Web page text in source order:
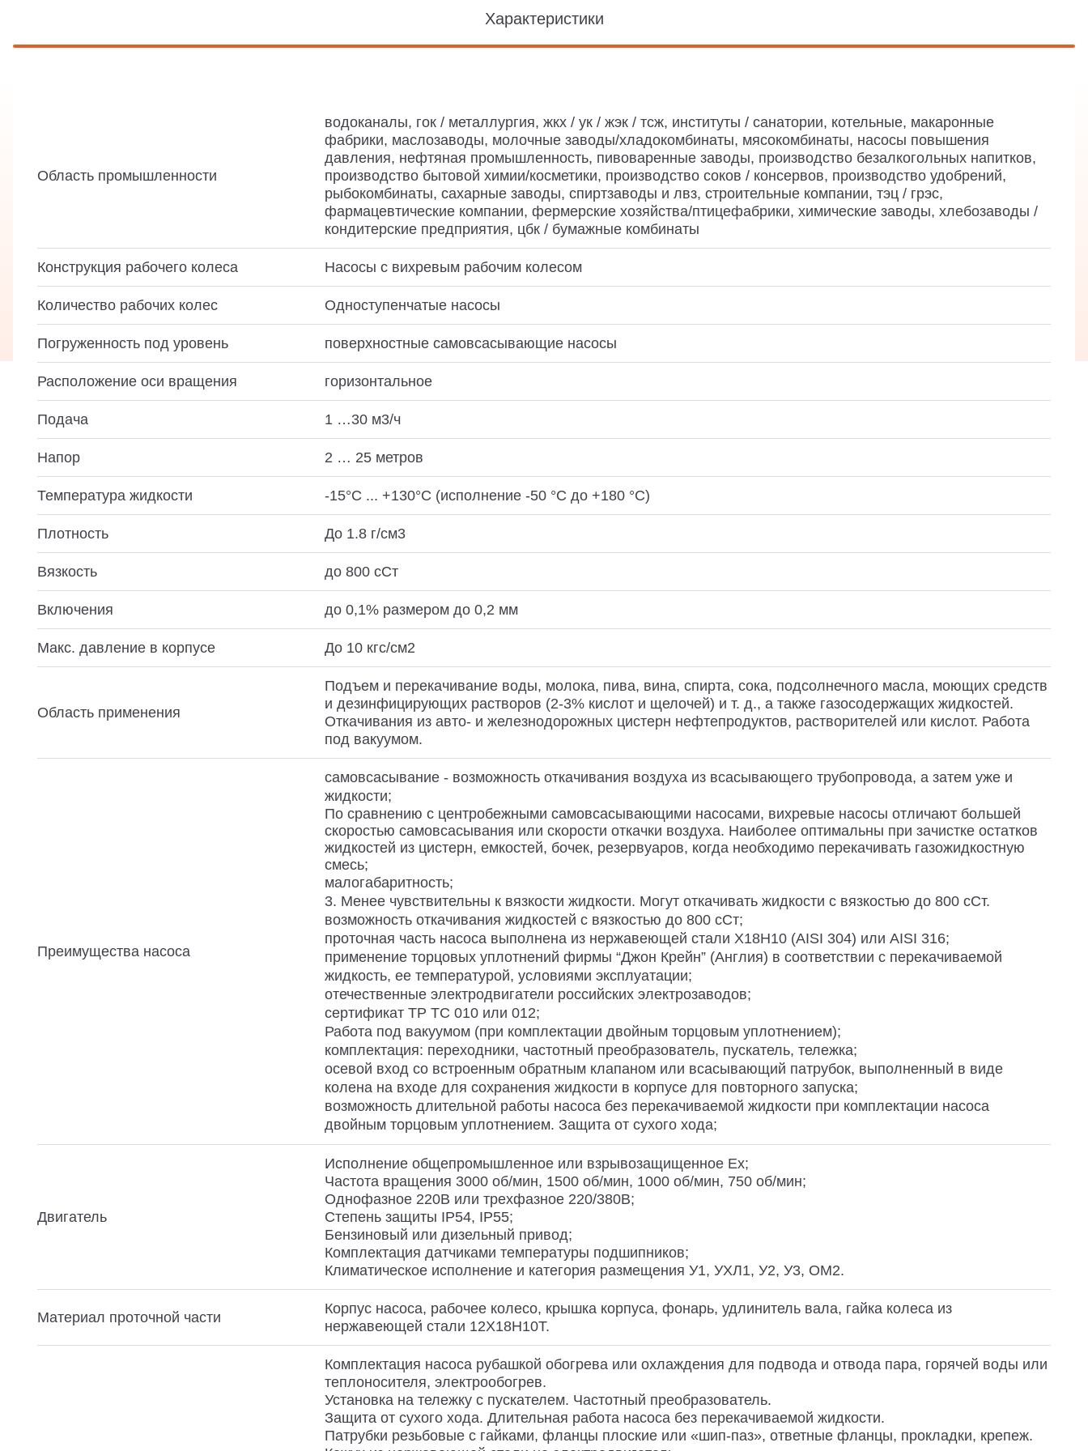
Характеристики
Область промышленности
водоканалы, гок / металлургия, жкх / ук / жэк / тсж, институты / санатории, котельные, макаронные
фабрики, маслозаводы, молочные заводы/хладокомбинаты, мясокомбинаты, насосы повышения
давления, нефтяная промышленность, пивоваренные заводы, производство безалкогольных напитков,
производство бытовой химии/косметики, производство соков / консервов, производство удобрений,
рыбокомбинаты, сахарные заводы, спиртзаводы и лвз, строительные компании, тэц / грэс,
фармацевтические компании, фермерские хозяйства/птицефабрики, химические заводы, хлебозаводы /
кондитерские предприятия, цбк / бумажные комбинаты
Конструкция рабочего колеса Насосы с вихревым рабочим колесом
Количество рабочих колес Одноступенчатые насосы
Погруженность под уровень поверхностные самовсасывающие насосы
Расположение оси вращения горизонтальное
Подача 1 …30 м3/ч
Напор 2 … 25 метров
Температура жидкости -15°С ... +130°С (исполнение -50 °С до +180 °С)
Плотность До 1.8 г/см3
Вязкость до 800 сСт
Включения до 0,1% размером до 0,2 мм
Макс. давление в корпусе До 10 кгс/см2
Область применения
Подъем и перекачивание воды, молока, пива, вина, спирта, сока, подсолнечного масла, моющих средств
и дезинфицирующих растворов (2-3% кислот и щелочей) и т. д., а также газосодержащих жидкостей.
Откачивания из авто- и железнодорожных цистерн нефтепродуктов, растворителей или кислот. Работа
под вакуумом.
Преимущества насоса
самовсасывание - возможность откачивания воздуха из всасывающего трубопровода, а затем уже и
жидкости;
По сравнению с центробежными самовсасывающими насосами, вихревые насосы отличают большей
скоростью самовсасывания или скорости откачки воздуха. Наиболее оптимальны при зачистке остатков
жидкостей из цистерн, емкостей, бочек, резервуаров, когда необходимо перекачивать газожидкостную
смесь;
малогабаритность;
3. Менее чувствительны к вязкости жидкости. Могут откачивать жидкости с вязкостью до 800 сСт.
возможность откачивания жидкостей с вязкостью до 800 сСт;
проточная часть насоса выполнена из нержавеющей стали Х18Н10 (AISI 304) или AISI 316;
применение торцовых уплотнений фирмы “Джон Крейн” (Англия) в соответствии с перекачиваемой
жидкость, ее температурой, условиями эксплуатации;
отечественные электродвигатели российских электрозаводов;
сертификат ТР ТС 010 или 012;
Работа под вакуумом (при комплектации двойным торцовым уплотнением);
комплектация: переходники, частотный преобразователь, пускатель, тележка;
осевой вход со встроенным обратным клапаном или всасывающий патрубок, выполненный в виде
колена на входе для сохранения жидкости в корпусе для повторного запуска;
возможность длительной работы насоса без перекачиваемой жидкости при комплектации насоса
двойным торцовым уплотнением. Защита от сухого хода;
Двигатель
Исполнение общепромышленное или взрывозащищенное Ex;
Частота вращения 3000 об/мин, 1500 об/мин, 1000 об/мин, 750 об/мин;
Однофазное 220В или трехфазное 220/380В;
Степень защиты IP54, IP55;
Бензиновый или дизельный привод;
Комплектация датчиками температуры подшипников;
Климатическое исполнение и категория размещения У1, УХЛ1, У2, У3, ОМ2.
Материал проточной части
Корпус насоса, рабочее колесо, крышка корпуса, фонарь, удлинитель вала, гайка колеса из
нержавеющей стали 12Х18Н10Т.
Комплектация насоса рубашкой обогрева или охлаждения для подвода и отвода пара, горячей воды или
теплоносителя, электрообогрев.
Установка на тележку с пускателем. Частотный преобразователь.
Защита от сухого хода. Длительная работа насоса без перекачиваемой жидкости.
Патрубки резьбовые с гайками, фланцы плоские или «шип-паз», ответные фланцы, прокладки, крепеж.